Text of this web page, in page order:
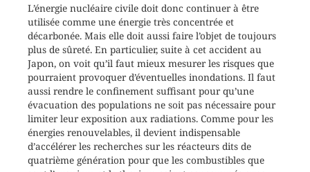
L’énergie nucléaire civile doit donc continuer à être
utilisée comme une énergie très concentrée et
décarbonée. Mais elle doit aussi faire l’objet de toujours
plus de sûreté. En particulier, suite à cet accident au
Japon, on voit qu’il faut mieux mesurer les risques que
pourraient provoquer d’éventuelles inondations. Il faut
aussi rendre le confinement suffisant pour qu’une
évacuation des populations ne soit pas nécessaire pour
limiter leur exposition aux radiations. Comme pour les
énergies renouvelables, il devient indispensable
d’accélérer les recherches sur les réacteurs dits de
quatrième génération pour que les combustibles que